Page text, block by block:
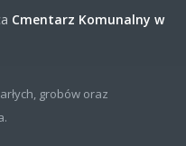
Cmentarz Komunalny w
grobów oraz